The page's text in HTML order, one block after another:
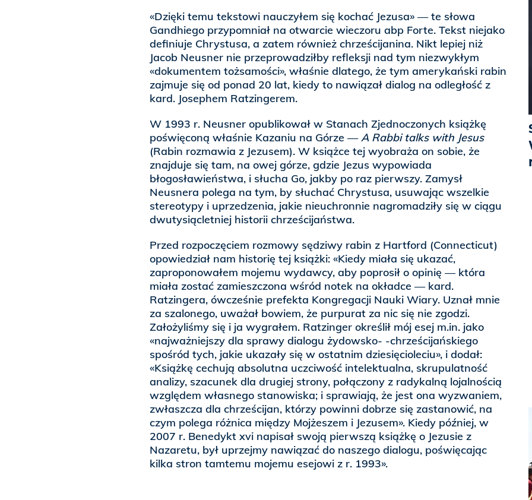
«Dzięki temu tekstowi nauczyłem się kochać Jezusa» — te słowa
Gandhiego przypomniał na otwarcie wieczoru abp Forte. Tekst niejako
definiuje Chrystusa, a zatem również chrześcijanina. Nikt lepiej niż
Jacob Neusner nie przeprowadziłby refleksji nad tym niezwykłym
«dokumentem tożsamości», właśnie dlatego, że tym amerykański rabin
zajmuje się od ponad 20 lat, kiedy to nawiązał dialog na odległość z
kard. Josephem Ratzingerem.
W 1993 r. Neusner opublikował w Stanach Zjednoczonych książkę
poświęconą właśnie Kazaniu na Górze —A Rabbi talks with Jesus
(Rabin rozmawia z Jezusem). W książce tej wyobraża on sobie, że
znajduje się tam, na owej górze, gdzie Jezus wypowiada
błogosławieństwa, i słucha Go, jakby po raz pierwszy. Zamysł
Neusnera polega na tym, by słuchać Chrystusa, usuwając wszelkie
stereotypy i uprzedzenia, jakie nieuchronnie nagromadziły się w ciągu
dwutysiącletniej historii chrześcijaństwa.
Przed rozpoczęciem rozmowy sędziwy rabin z Hartford (Connecticut)
opowiedział nam historię tej książki: «Kiedy miała się ukazać,
zaproponowałem mojemu wydawcy, aby poprosił o opinię — która
miała zostać zamieszczona wśród notek na okładce — kard.
Ratzingera, ówcześnie prefekta Kongregacji Nauki Wiary. Uznał mnie
za szalonego, uważał bowiem, że purpurat za nic się nie zgodzi.
Założyliśmy się i ja wygrałem. Ratzinger określił mój esej m.in. jako
«najważniejszy dla sprawy dialogu żydowsko- -chrześcijańskiego
spośród tych, jakie ukazały się w ostatnim dziesięcioleciu», i dodał:
«Książkę cechują absolutna uczciwość intelektualna, skrupulatność
analizy, szacunek dla drugiej strony, połączony z radykalną lojalnością
względem własnego stanowiska; i sprawiają, że jest ona wyzwaniem,
zwłaszcza dla chrześcijan, którzy powinni dobrze się zastanowić, na
czym polega różnica między Mojżeszem i Jezusem». Kiedy później, w
2007 r. Benedykt xvi napisał swoją pierwszą książkę o Jezusie z
Nazaretu, był uprzejmy nawiązać do naszego dialogu, poświęcając
kilka stron tamtemu mojemu esejowi z r. 1993».